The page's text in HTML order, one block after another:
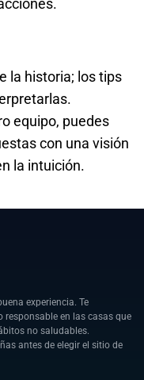
la historia; los tips
equipo, puedes
con una visión
la intuición.
experiencia. Te
en las casas que
no saludables.
antes de elegir el sitio de